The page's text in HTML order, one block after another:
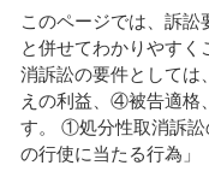
このページでは、訴訟
と併せてわかりやすく
消訴訟の要件として
えの利益、④被告適
す。 ①処分性取消訴訟
の行使に当たる行為」